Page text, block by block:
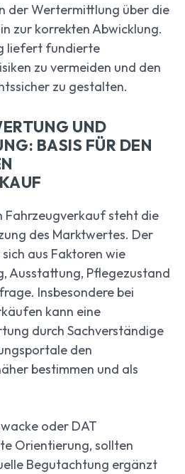
der Wertermittlung über die
zur korrekten Abwicklung.
liefert fundierte
zu vermeiden und den
zu gestalten.
UND
BASIS FÜR DEN
Fahrzeugverkauf steht die
des Marktwertes. Der
aus Faktoren wie
Ausstattung, Pflegezustand
Insbesondere bei
kann eine
durch Sachverständige
den
bestimmen und als
oder DAT
Orientierung, sollten
Begutachtung ergänzt